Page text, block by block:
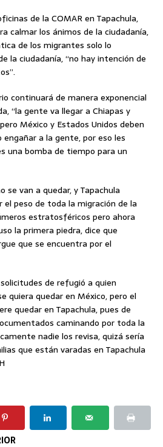
de la COMAR en Tapachula,
calmar los ánimos de la ciudadanía,
de los migrantes solo lo
la ciudadanía, “no hay intención de
continuará de manera exponencial
“la gente va llegar a Chiapas y
México y Estados Unidos deben
a la gente, por eso les
una bomba de tiempo para un
se van a quedar, y Tapachula
peso de toda la migración de la
estratosféricos pero ahora
la primera piedra, dice que
que se encuentra por el
de refugió a quien
quiera quedar en México, pero el
quedar en Tapachula, pues de
caminando por toda la
nadie los revisa, quizá sería
que están varadas en Tapachula